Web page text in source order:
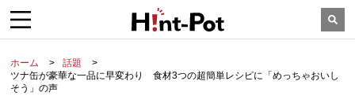
ホーム
話題
ツナ缶が豪華な一品に早変わり 食材3つの超簡単レシピに「めっちゃおいし
そう」の声